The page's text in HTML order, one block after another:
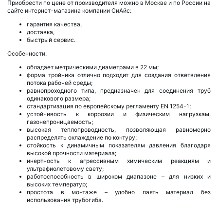
Приобрести по цене от производителя можно в Москве и по России на
сайте интернет-магазина компании СиАйс:
гарантия качества,
доставка,
быстрый сервис.
Особенности:
обладает метрическими диаметрами в 22 мм;
форма тройника отлично подходит для создания ответвления
потока рабочей среды;
равнопроходного типа, предназначен для соединения труб
одинакового размера;
стандартизация по европейскому регламенту EN 1254-1;
устойчивость к коррозии и физическим нагрузкам,
газонепроницаемость;
высокая теплопроводность, позволяющая равномерно
распределять охлаждение по контуру;
стойкость к динамичным показателям давления благодаря
высокой прочности материала;
инертность к агрессивным химическим реакциям и
ультрафиолетовому свету;
работоспособность в широком диапазоне – для низких и
высоких температур;
простота в монтаже – удобно паять материал без
использования трубогиба.